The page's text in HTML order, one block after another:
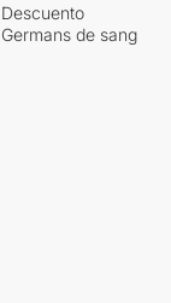
Descuento
Germans de sang